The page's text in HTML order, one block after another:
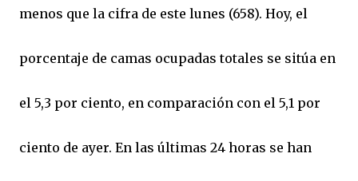
menos que la cifra de este lunes (658). Hoy, el
porcentaje de camas ocupadas totales se sitúa en
el 5,3 por ciento, en comparación con el 5,1 por
ciento de ayer. En las últimas 24 horas se han